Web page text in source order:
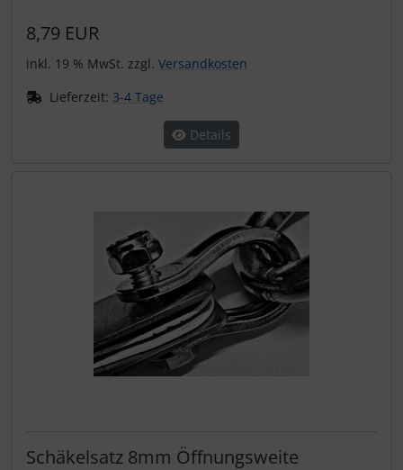
8,79 EUR
inkl. 19 % MwSt. zzgl. Versandkosten
Lieferzeit: 3-4 Tage
Details
Schäkelsatz 8mm Öffnungsweite